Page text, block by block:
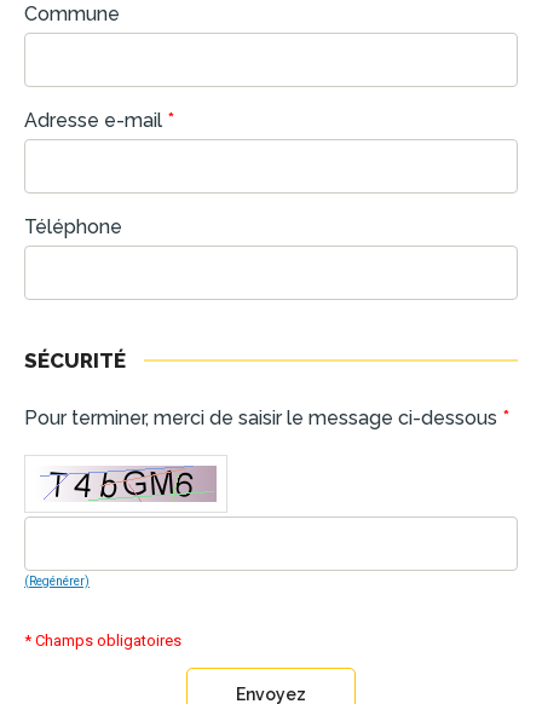
Commune
Adresse e-mail *
Téléphone
SÉCURITÉ
Pour terminer, merci de saisir le message ci-dessous *
(Regénérer)
* Champs obligatoires